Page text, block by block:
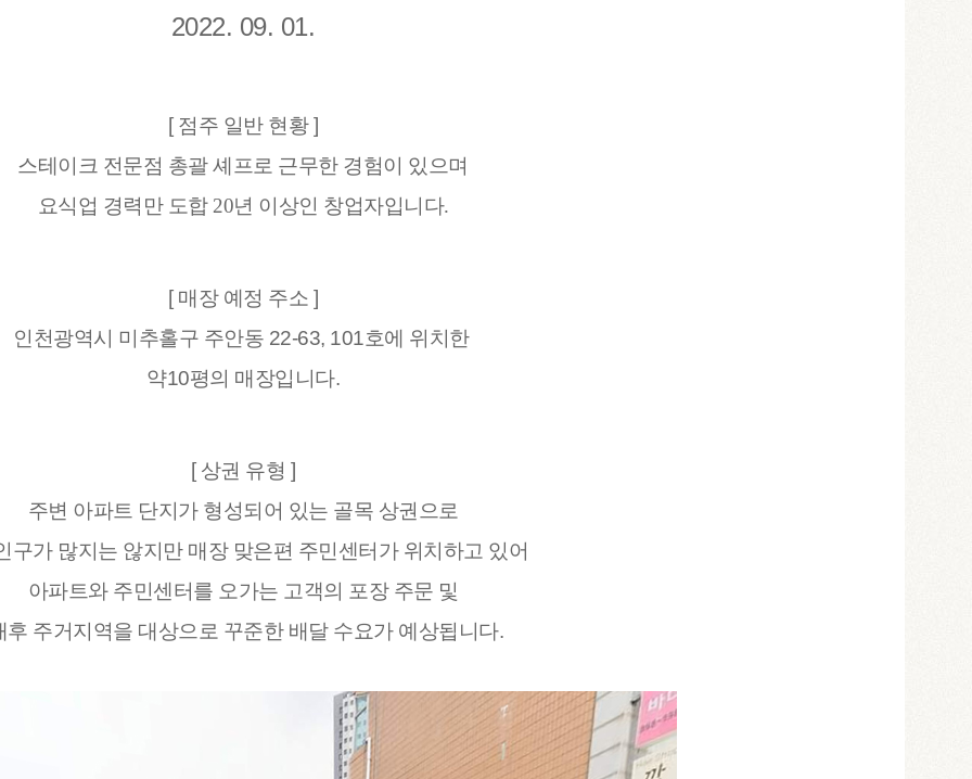
2022. 09. 01.
[ 점주 일반 현황 ]
스테이크 전문점 총괄 셰프로 근무한 경험이 있으며
요식업 경력만 도합 20년 이상인 창업자입니다.
[ 매장 예정 주소 ]
인천광역시 미추홀구 주안동 22-63, 101호에 위치한
약10평의 매장입니다.
[ 상권 유형 ]
주변 아파트 단지가 형성되어 있는 골목 상권으로
구가 많지는 않지만 매장 맞은편 주민센터가 위치하고 있어
아파트와 주민센터를 오가는 고객의 포장 주문 및
주거지역을 대상으로 꾸준한 배달 수요가 예상됩니다.